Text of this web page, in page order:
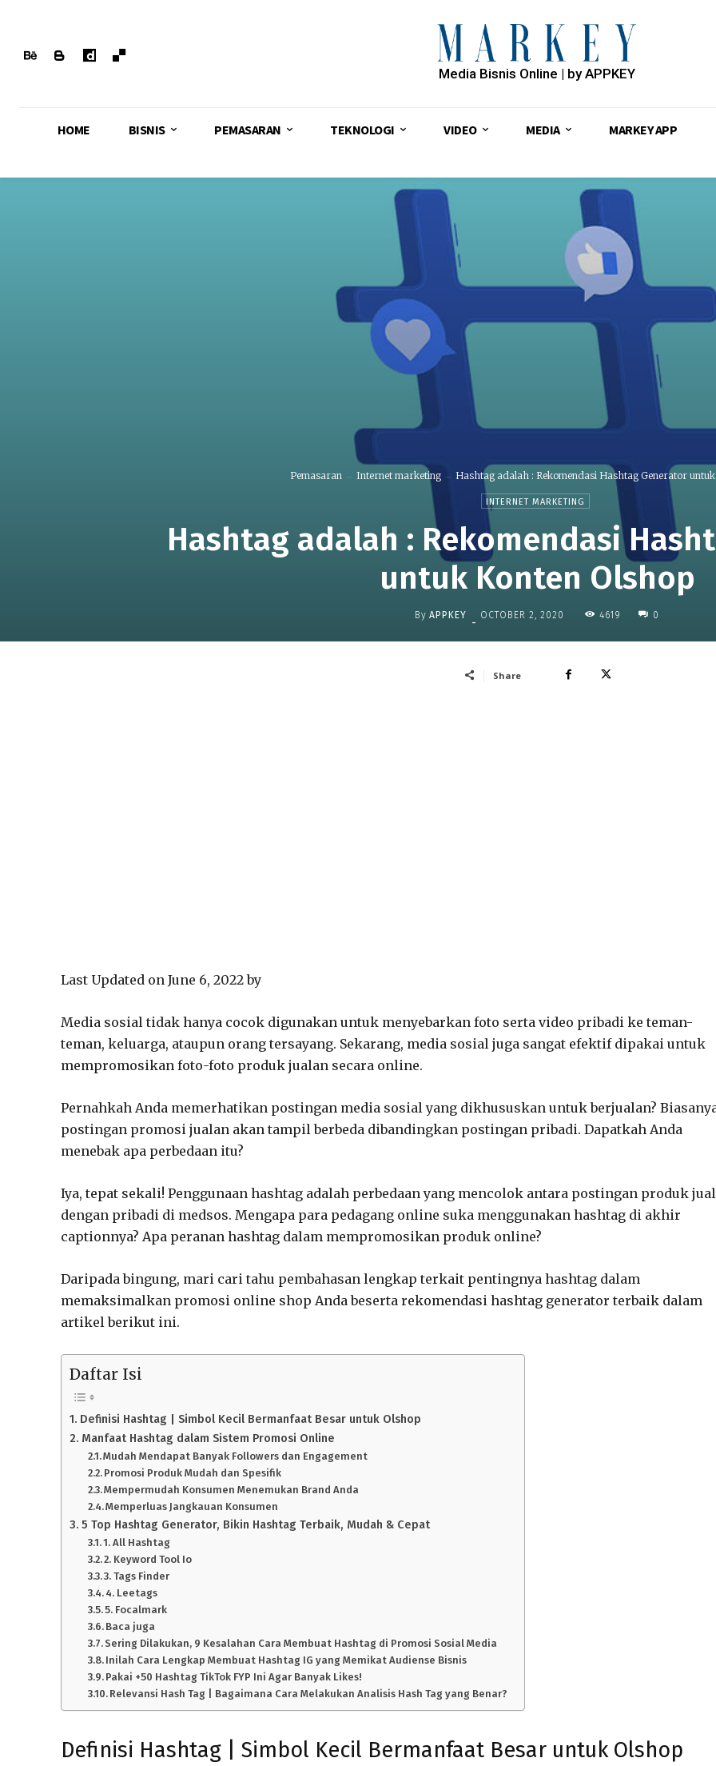
Media Bisnis Online | by APPKEY
HOME BISNIS PEMASARAN TEKNOLOGI VIDEO MEDIA MARKEY APP
Pemasaran Internet marketing Hashtag adalah : Rekomendasi Hashtag Generator
INTERNET MARKETING
Hashtag adalah : Rekomendasi
untuk Konten Olshop
By APPKEY - OCTOBER 2, 2020 4619 0
Share
Last Updated on June 6, 2022 by
Media sosial tidak hanya cocok digunakan untuk menyebarkan foto serta video pribadi ke teman-
teman, keluarga, ataupun orang tersayang. Sekarang, media sosial juga sangat efektif dipakai untuk
mempromosikan foto-foto produk jualan secara online.
Pernahkah Anda memerhatikan postingan media sosial yang dikhususkan untuk berjualan?
postingan promosi jualan akan tampil berbeda dibandingkan postingan pribadi. Dapatkah Anda
menebak apa perbedaan itu?
Iya, tepat sekali! Penggunaan hashtag adalah perbedaan yang mencolok antara postingan produk
dengan pribadi di medsos. Mengapa para pedagang online suka menggunakan hashtag di akhir
captionnya? Apa peranan hashtag dalam mempromosikan produk online?
Daripada bingung, mari cari tahu pembahasan lengkap terkait pentingnya hashtag dalam
memaksimalkan promosi online shop Anda beserta rekomendasi hashtag generator terbaik dalam
artikel berikut ini.
Daftar Isi
Definisi Hashtag | Simbol Kecil Bermanfaat Besar untuk Olshop
Manfaat Hashtag dalam Sistem Promosi Online
Mudah Mendapat Banyak Followers dan Engagement
Promosi Produk Mudah dan Spesifik
Mempermudah Konsumen Menemukan Brand Anda
Memperluas Jangkauan Konsumen
5 Top Hashtag Generator, Bikin Hashtag Terbaik, Mudah & Cepat
1. All Hashtag
2. Keyword Tool Io
3. Tags Finder
4. Leetags
5. Focalmark
Baca juga
Sering Dilakukan, 9 Kesalahan Cara Membuat Hashtag di Promosi Sosial Media
Inilah Cara Lengkap Membuat Hashtag IG yang Memikat Audiense Bisnis
Pakai +50 Hashtag TikTok FYP Ini Agar Banyak Likes!
Relevansi Hash Tag | Bagaimana Cara Melakukan Analisis Hash Tag yang Benar?
Definisi Hashtag | Simbol Kecil Bermanfaat Besar untuk Olshop